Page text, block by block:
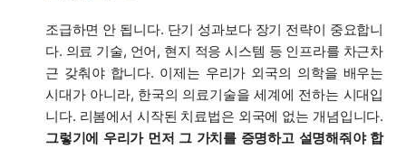
조급하면 안 됩니다. 단기 성과보다 장기 전략이 중요합니
다. 의료 기술, 언어, 현지 적응 시스템 등 인프라를 차근차
근 갖춰야 합니다. 이제는 우리가 외국의 의학을 배우는
시대가 아니라, 한국의 의료기술을 세계에 전하는 시대입
니다. 리봄에서 시작된 치료법은 외국에 없는 개념입니다.
그렇기에 우리가 먼저 그 가치를 증명하고 설명해줘야 합